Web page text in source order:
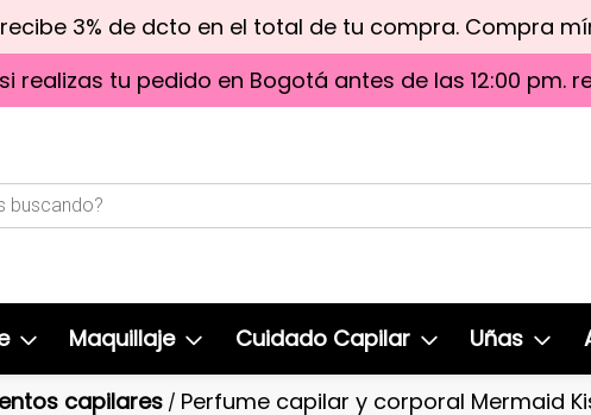
3% de dcto en el total de tu compra. Compra
realizas tu pedido en Bogotá antes de las 12:00 pm.
Maquillaje Cuidado Capilar Uñas
capilares / Perfume capilar y corporal Mermaid